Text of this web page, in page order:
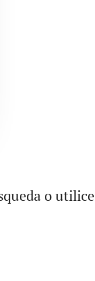
o